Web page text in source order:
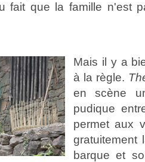
fait que la famille n'est
Mais il y a
à la règle.
en scène
pudique
permet aux
gratuitement
barque et